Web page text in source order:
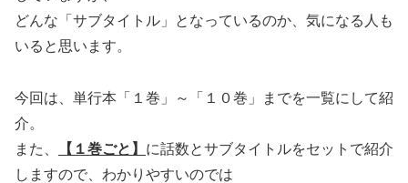
どんな「サブタイトル」となっているのか、気になる人も
いると思います。
今回は、単行本「１巻」～「１０巻」までを一覧にして紹
介。
また、
【１巻ごと】 に話数とサブタイトルをセットで紹介
しますので、わかりやすいのでは